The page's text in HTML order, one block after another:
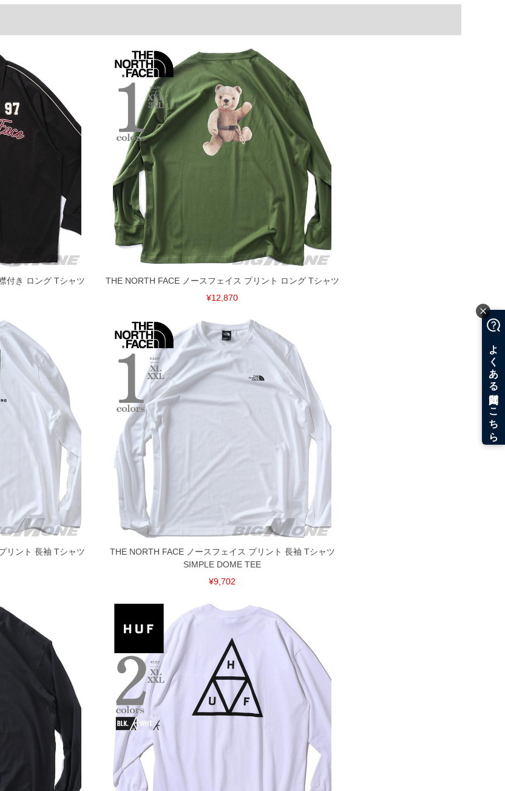
す。予めご了承ください。
記と異なる場合があります。お取り扱い前に
がございます。そのようなことがない様最大
させて頂きますので予めご了承ください。
品は1本につき税込6,000円以上の品が対象。
）
ます。
予めご了承下さい。
にファスナーや調節ひもが付いている、極
ださい。
とさせて頂いております。予めご了承くださ
付き ロング Tシャツ
THE NORTH FACE ノースフェイス プリント ロング Tシャツ
¥12,870
リント 長袖 Tシャツ
THE NORTH FACE ノースフェイス プリント 長袖 Tシャツ
SIMPLE DOME TEE
¥9,702